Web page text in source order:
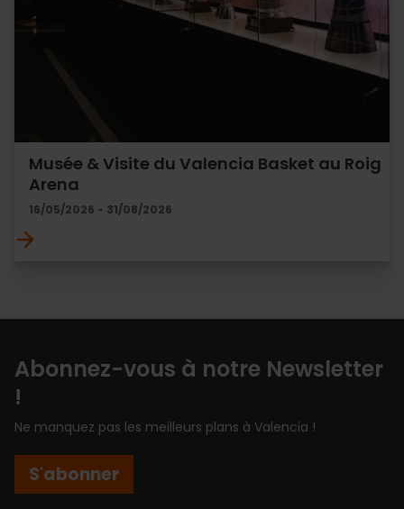
Musée & Visite du Valencia Basket au Roig
Arena
16/05/2026 - 31/08/2026
Abonnez-vous à notre Newsletter
!
Ne manquez pas les meilleurs plans à Valencia !
S'abonner